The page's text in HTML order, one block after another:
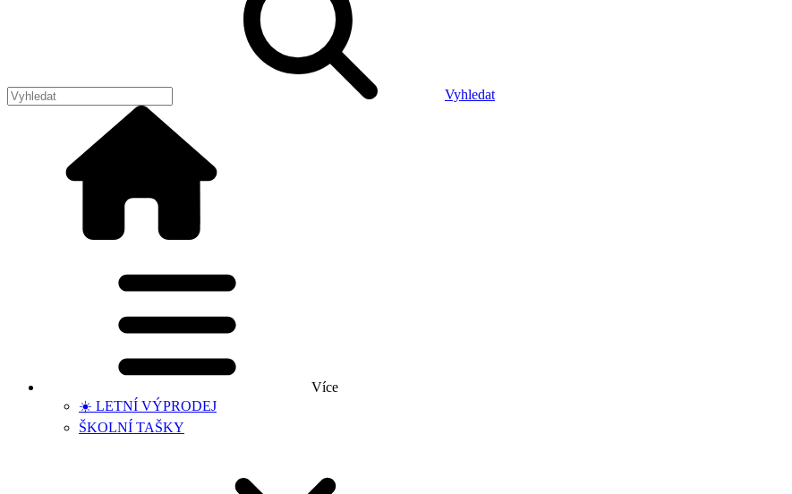
Vyhledat
Více
☀️ LETNÍ VÝPRODEJ
ŠKOLNÍ TAŠKY